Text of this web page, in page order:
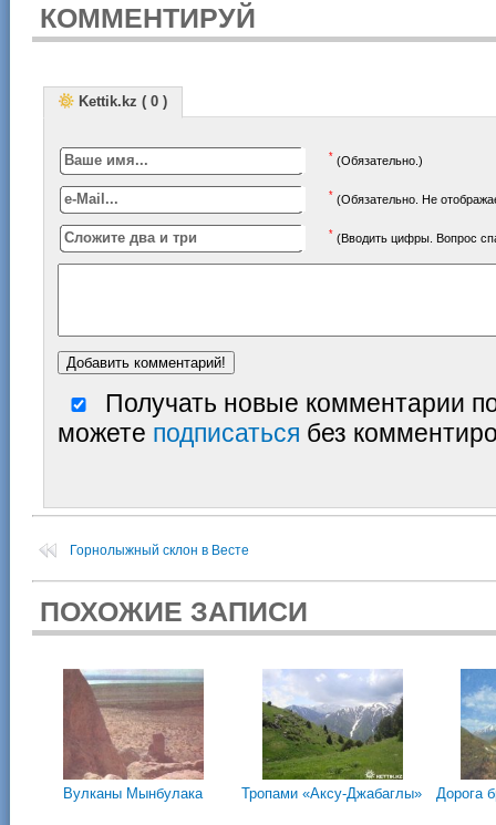
КОММЕНТИРУЙ
Kettik.kz ( 0 )
* (Обязательно.)
* (Обязательно. Не
* (Вводить цифры. Вопрос
Получать новые комментарии
можете подписаться без
Горнолыжный склон в Весте
ПОХОЖИЕ ЗАПИСИ
Вулканы Мынбулака Тропами «Аксу-Джабаглы» Дорога